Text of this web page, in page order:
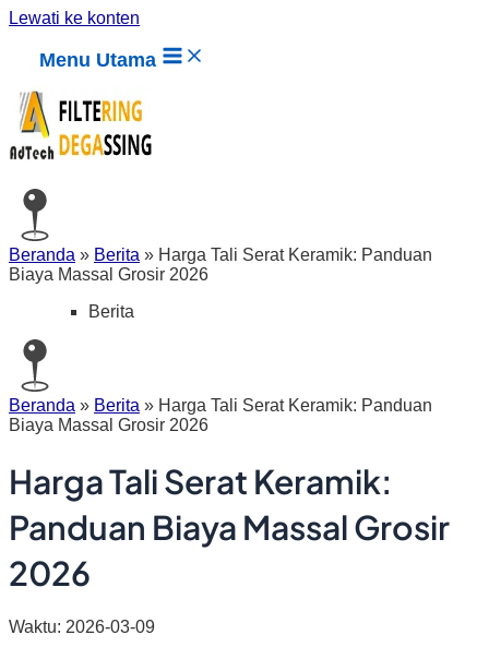
Lewati ke konten
Menu Utama
Beranda » Berita » Harga Tali Serat Keramik: Panduan
Biaya Massal Grosir 2026
Berita
Beranda » Berita » Harga Tali Serat Keramik: Panduan
Biaya Massal Grosir 2026
Harga Tali Serat Keramik:
Panduan Biaya Massal Grosir
2026
Waktu: 2026-03-09